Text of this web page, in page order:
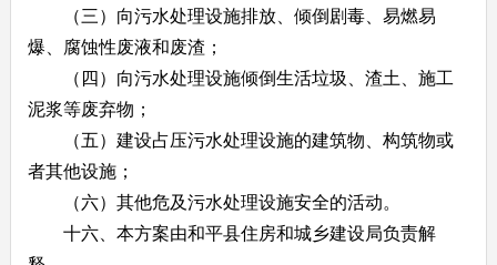
（三）向污水处理设施排放、倾倒剧毒、易燃易
爆、腐蚀性废液和废渣；
（四）向污水处理设施倾倒生活垃圾、渣土、施工
泥浆等废弃物；
（五）建设占压污水处理设施的建筑物、构筑物或
者其他设施；
（六）其他危及污水处理设施安全的活动。
十六、本方案由和平县住房和城乡建设局负责解